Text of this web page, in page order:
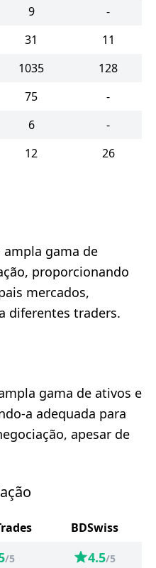
9
-
31
11
1035
128
75
-
6
-
12 26
ampla gama de
proporcionando
mercados,
diferentes traders.
gama de ativos e
a adequada para
apesar de
BDSwiss
/5 4.5/5